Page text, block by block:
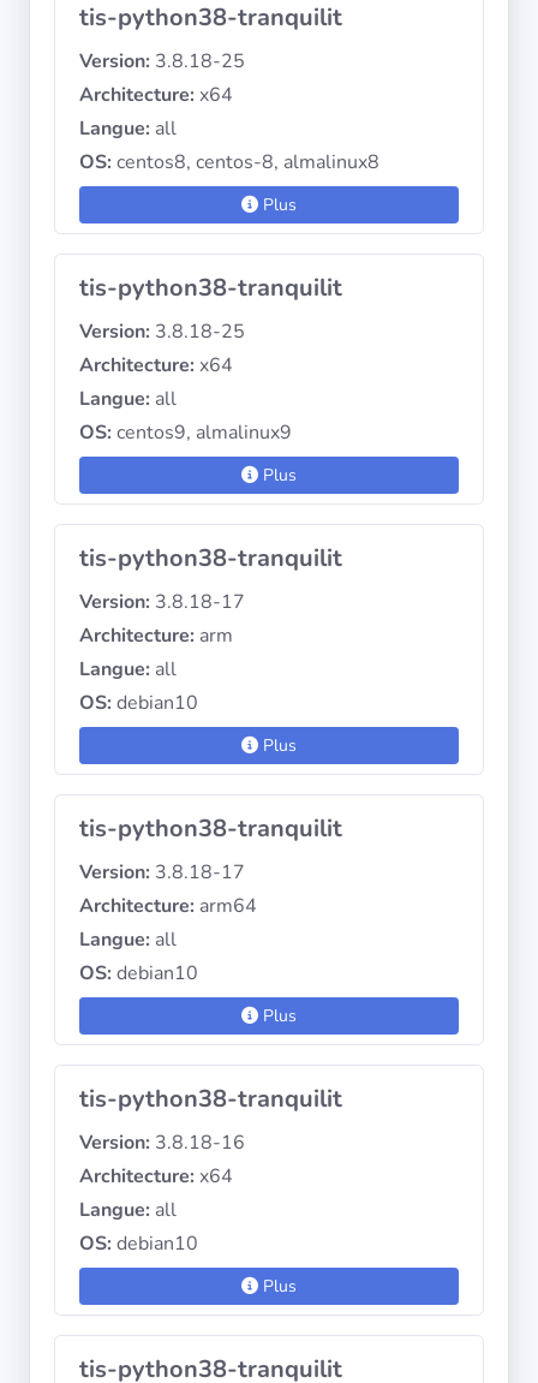
tis-python38-tranquilit
Version: 3.8.18-25
Architecture: x64
Langue: all
OS: centos8, centos-8, almalinux8
Plus
tis-python38-tranquilit
Version: 3.8.18-25
Architecture: x64
Langue: all
OS: centos9, almalinux9
Plus
tis-python38-tranquilit
Version: 3.8.18-17
Architecture: arm
Langue: all
OS: debian10
Plus
tis-python38-tranquilit
Version: 3.8.18-17
Architecture: arm64
Langue: all
OS: debian10
Plus
tis-python38-tranquilit
Version: 3.8.18-16
Architecture: x64
Langue: all
OS: debian10
Plus
tis-python38-tranquilit